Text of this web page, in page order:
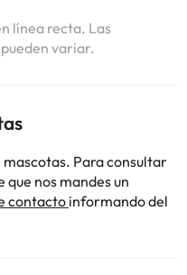
línea recta. Las
variar.
Para consultar
que nos mandes un
contacto informando del